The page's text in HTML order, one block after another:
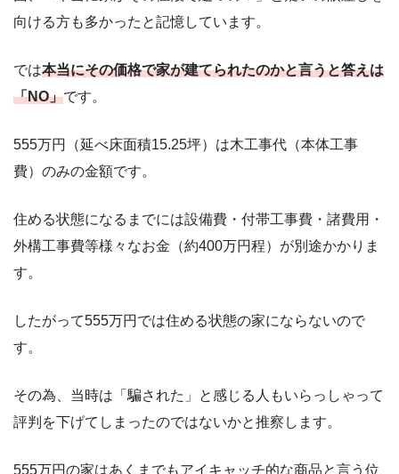
向ける方も多かったと記憶しています。
では本当にその価格で家が建てられたのかと言うと答えは
「NO」です。
555万円（延べ床面積15.25坪）は木工事代（本体工事
費）のみの金額です。
住める状態になるまでには設備費・付帯工事費・諸費用・
外構工事費等様々なお金（約400万円程）が別途かかりま
す。
したがって555万円では住める状態の家にならないので
す。
その為、当時は「騙された」と感じる人もいらっしゃって
評判を下げてしまったのではないかと推察します。
555万円の家はあくまでもアイキャッチ的な商品と言う位